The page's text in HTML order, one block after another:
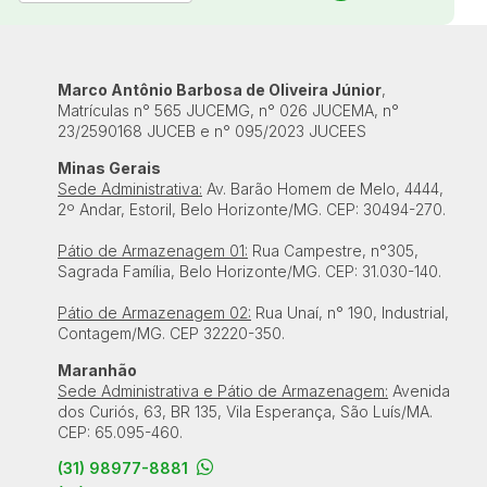
Marco Antônio Barbosa de Oliveira Júnior,
Matrículas n° 565 JUCEMG, n° 026 JUCEMA, n°
23/2590168 JUCEB e n° 095/2023 JUCEES
Minas Gerais
Sede Administrativa: Av. Barão Homem de Melo, 4444,
2º Andar, Estoril, Belo Horizonte/MG. CEP: 30494-270.
Pátio de Armazenagem 01: Rua Campestre, n°305,
Sagrada Família, Belo Horizonte/MG. CEP: 31.030-140.
Pátio de Armazenagem 02: Rua Unaí, n° 190, Industrial,
Contagem/MG. CEP 32220-350.
Maranhão
Sede Administrativa e Pátio de Armazenagem: Avenida
dos Curiós, 63, BR 135, Vila Esperança, São Luís/MA.
CEP: 65.095-460.
(31) 98977-8881